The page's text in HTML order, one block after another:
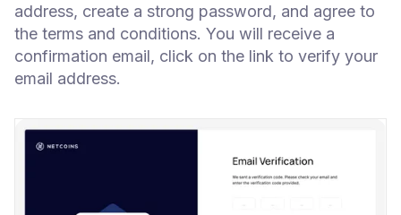
address, create a strong password, and agree to
the terms and conditions. You will receive a
confirmation email, click on the link to verify your
email address.